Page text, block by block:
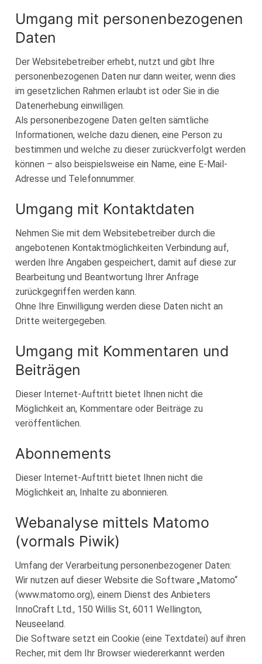
Umgang mit personenbezogenen
Daten
Der Websitebetreiber erhebt, nutzt und gibt Ihre
personenbezogenen Daten nur dann weiter, wenn dies
im gesetzlichen Rahmen erlaubt ist oder Sie in die
Datenerhebung einwilligen.
Als personenbezogene Daten gelten sämtliche
Informationen, welche dazu dienen, eine Person zu
bestimmen und welche zu dieser zurückverfolgt werden
können – also beispielsweise ein Name, eine E-Mail-
Adresse und Telefonnummer.
Umgang mit Kontaktdaten
Nehmen Sie mit dem Websitebetreiber durch die
angebotenen Kontaktmöglichkeiten Verbindung auf,
werden Ihre Angaben gespeichert, damit auf diese zur
Bearbeitung und Beantwortung Ihrer Anfrage
zurückgegriffen werden kann.
Ohne Ihre Einwilligung werden diese Daten nicht an
Dritte weitergegeben.
Umgang mit Kommentaren und
Beiträgen
Dieser Internet-Auftritt bietet Ihnen nicht die
Möglichkeit an, Kommentare oder Beiträge zu
veröffentlichen.
Abonnements
Dieser Internet-Auftritt bietet Ihnen nicht die
Möglichkeit an, Inhalte zu abonnieren.
Webanalyse mittels Matomo
(vormals Piwik)
Umfang der Verarbeitung personenbezogener Daten:
Wir nutzen auf dieser Website die Software „Matomo“
(www.matomo.org), einem Dienst des Anbieters
InnoCraft Ltd., 150 Willis St, 6011 Wellington,
Neuseeland.
Die Software setzt ein Cookie (eine Textdatei) auf ihren
Recher, mit dem Ihr Browser wiedererkannt werden